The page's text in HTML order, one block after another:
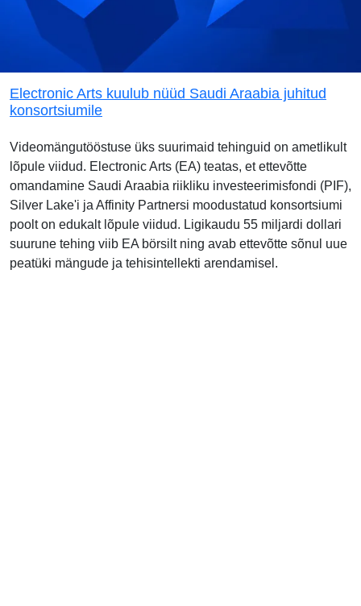
Electronic Arts kuulub nüüd Saudi Araabia juhitud
konsortsiumile
Videomängutööstuse üks suurimaid tehinguid on ametlikult
lõpule viidud. Electronic Arts (EA) teatas, et ettevõtte
omandamine Saudi Araabia riikliku investeerimisfondi (PIF),
Silver Lake'i ja Affinity Partnersi moodustatud konsortsiumi
poolt on edukalt lõpule viidud. Ligikaudu 55 miljardi dollari
suurune tehing viib EA börsilt ning avab ettevõtte sõnul uue
peatüki mängude ja tehisintellekti arendamisel.